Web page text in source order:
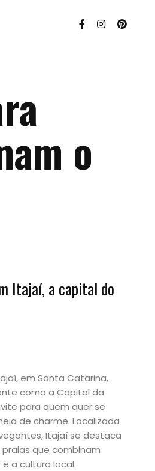
o
Itajaí, a capital do
em Santa Catarina,
como a Capital da
para quem quer se
de charme. Localizada
Itajaí se destaca
que combinam
a cultura local.